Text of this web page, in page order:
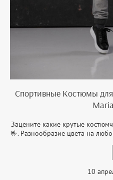
Спортивные Костюмы
Зацените какие крутые
🤟. Разнообразие цвета на
10